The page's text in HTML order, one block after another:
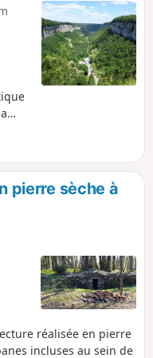
de
pierre sèche à
réalisée en pierre
incluses au sein de